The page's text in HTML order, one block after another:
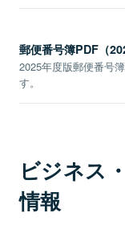
郵便番号簿PDF（
2025年度版郵便番号
す。
ビジネス
情報